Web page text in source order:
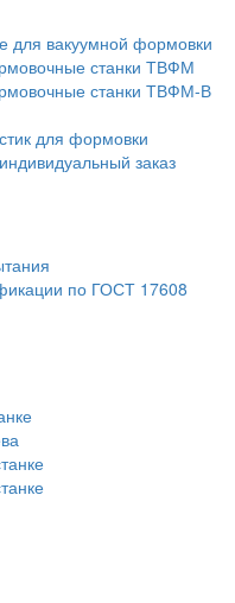
для вакуумной формовки
станки ТВФМ
станки ТВФМ-В
для формовки
заказ
по ГОСТ 17608